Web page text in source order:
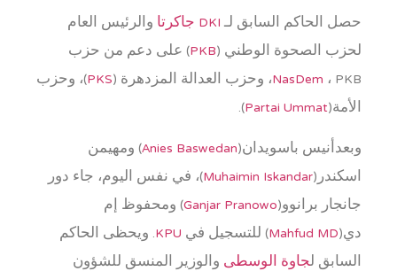
حصل الحاكم السابق لـDKI جاكرتا
والرئيس العام
لحزب الصحوة الوطني (PKB) على دعم من حزب
NasDem، PKB، وحزب العدالة المزدهرة ( PKS)، وحزب
الأمة(Partai Ummat
).
وبعدأنيس باسويدان(Anies Baswedan) ومهيمن
اسكندر(Muhaimin Iskandar)، في نفس اليوم، جاء دور
جانجار برانوو(Ganjar Pranowo) ومحفوظ إم
دي(Mahfud MD) للتسجيل فيKPU. ويحظى الحاكم
السابق لجاوة الوسطىوالوزير المنسق للشؤون